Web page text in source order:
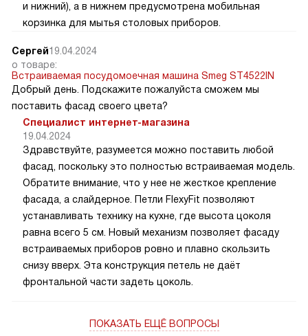
и нижний), а в нижнем предусмотрена мобильная
корзинка для мытья столовых приборов.
Сергей19.04.2024
о товаре:
Встраиваемая посудомоечная машина Smeg ST4522IN
Добрый день. Подскажите пожалуйста сможем мы
поставить фасад своего цвета?
Специалист интернет-магазина
19.04.2024
Здравствуйте, разумеется можно поставить любой
фасад, поскольку это полностью встраиваемая модель.
Обратите внимание, что у нее не жесткое крепление
фасада, а слайдерное. Петли FlexyFit позволяют
устанавливать технику на кухне, где высота цоколя
равна всего 5 см. Новый механизм позволяет фасаду
встраиваемых приборов ровно и плавно скользить
снизу вверх. Эта конструкция петель не даёт
фронтальной части задеть цоколь.
ПОКАЗАТЬ ЕЩЁ ВОПРОСЫ